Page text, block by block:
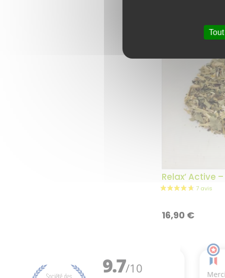
Relax’ Active
16,90 €